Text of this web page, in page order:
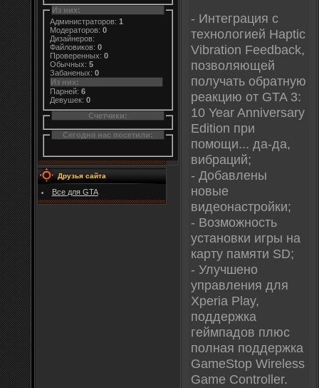
Из них:
Администраторов: 1
Модераторов: 0
Дизайнеров:
Файловиков: 0
Проверенных: 0
Обычных: 5
Забаненых: 0
Из них:
Парней: 6
Девушек: 0
Счетчики:
Сегодня нас посетили:
Друзья сайта
Все для GTA
- Интеграция с
технологией Haptic
Vibration Feedback,
позволяющей
получать обратную
реакцию от GTA 3:
10 Year Anniversary
Edition при
помощи... да-да,
вибраций;
- Добавлены
новые
видеонастройки;
- Возможность
установки игры на
карту памяти SD;
- Улучшено
управления для
Xperia Play,
поддержка
геймпадов плюс
полная поддержка
GameStop Wireless
Game Controller.